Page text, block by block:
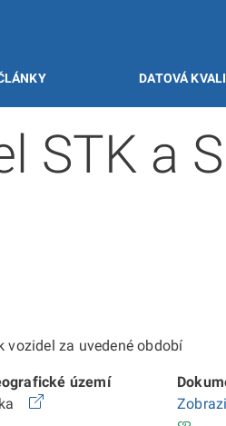
DATOVÁ
STK a
vozidel za uvedené období
území